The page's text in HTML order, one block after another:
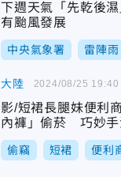
下週天氣「先乾後
有颱風發展
中央氣象署 雷陣雨
大陸
影/短裙長腿妹便利
內褲」偷菸 巧妙手
偷竊 短裙 便利
2024/08/25 19:40